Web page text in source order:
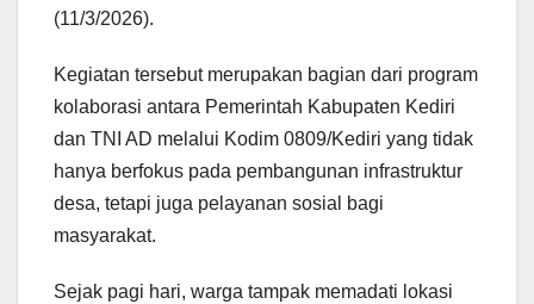
(11/3/2026).
Kegiatan tersebut merupakan bagian dari program
kolaborasi antara Pemerintah Kabupaten Kediri
dan TNI AD melalui Kodim 0809/Kediri yang tidak
hanya berfokus pada pembangunan infrastruktur
desa, tetapi juga pelayanan sosial bagi
masyarakat.
Sejak pagi hari, warga tampak memadati lokasi